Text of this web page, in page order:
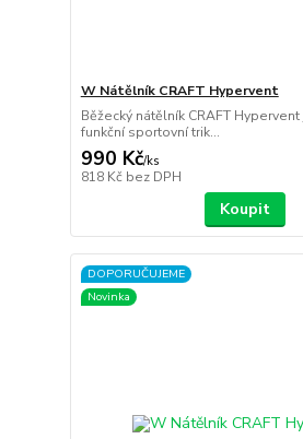
W Nátělník CRAFT Hypervent
Běžecký nátělník CRAFT
funkční sportovní trik...
990 Kč/ks
818 Kč bez DPH
Koupit
DOPORUČUJEME
Novinka